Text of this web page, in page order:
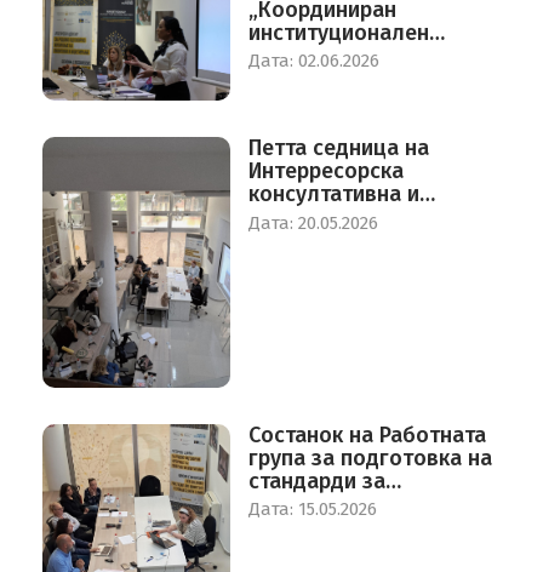
„Координиран
институционален
одговор за заштита од
насилство врз жените
Дата: 02.06.2026
Петта седница на
Интерресорска
консултативна и
советодавна група за
еднкви можности на
Дата: 20.05.2026
Состанок на Работната
група за подготовка на
стандарди за
воспоставување на
Дата: 15.05.2026